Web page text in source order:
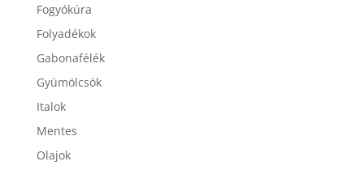
Fogyókúra
Folyadékok
Gabonafélék
Gyümölcsök
Italok
Mentes
Olajok